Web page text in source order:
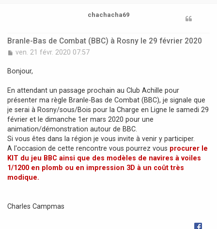
chachacha69
Branle-Bas de Combat (BBC) à Rosny le 29 février 2020
M
s
g
e
ven. 21 févr. 2020 07:57
Bonjour,
En attendant un passage prochain au Club Achille pour
présenter ma règle Branle-Bas de Combat (BBC), je signale que
je serai à Rosny/sous/Bois pour la Charge en Ligne le samedi 29
février et le dimanche 1er mars 2020 pour une
animation/démonstration autour de BBC.
Si vous êtes dans la région je vous invite à venir y participer.
A l'occasion de cette rencontre vous pourrez vous procurer le
KIT du jeu BBC ainsi que des modèles de navires à voiles
1/1200 en plomb ou en impression 3D à un coût très
modique.
Charles Campmas